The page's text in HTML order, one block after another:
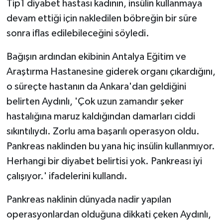
Tip1 diyabet hastası kadının, insülin kullanmaya
devam ettiği için nakledilen böbreğin bir süre
sonra iflas edilebileceğini söyledi.
Bağışın ardından ekibinin Antalya Eğitim ve
Araştırma Hastanesine giderek organı çıkardığını,
o süreçte hastanın da Ankara'dan geldiğini
belirten Aydınlı, 'Çok uzun zamandır şeker
hastalığına maruz kaldığından damarları ciddi
sıkıntılıydı. Zorlu ama başarılı operasyon oldu.
Pankreas naklinden bu yana hiç insülin kullanmıyor.
Herhangi bir diyabet belirtisi yok. Pankreası iyi
çalışıyor.' ifadelerini kullandı.
Pankreas naklinin dünyada nadir yapılan
operasyonlardan olduğuna dikkati çeken Aydınlı,